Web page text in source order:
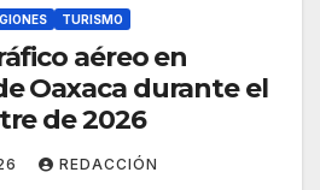
TURISMO
aéreo en
Oaxaca durante el
de 2026
REDACCIÓN